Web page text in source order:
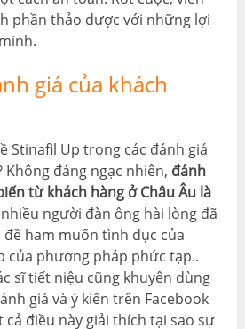
phần thảo dược với những lợi
giá của khách
Stinafil Up trong các đánh giá
Không đáng ngạc nhiên, đánh
từ khách hàng ở Châu Âu là
người đàn ông hài lòng đã
ham muốn tình dục của
của phương pháp phức tạp..
sĩ tiết niệu cũng khuyên dùng
giá và ý kiến ​​trên Facebook
cả điều này giải thích tại sao sự